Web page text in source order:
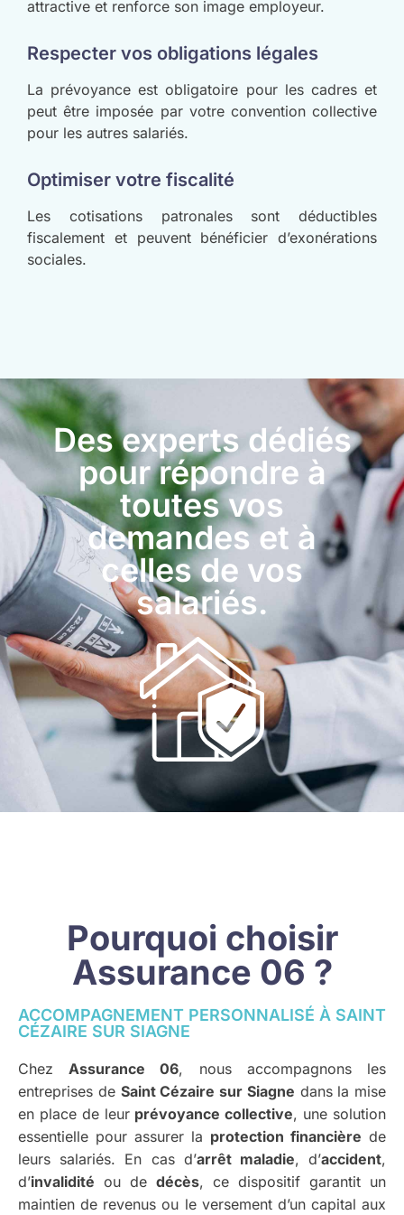
attractive et renforce son image employeur.
Respecter vos obligations légales
La prévoyance est obligatoire pour les cadres et
peut être imposée par votre convention collective
pour les autres salariés.
Optimiser votre fiscalité
Les cotisations patronales sont déductibles
fiscalement et peuvent bénéficier d’exonérations
sociales.
Des experts dédiés
pour répondre à
toutes vos
demandes et à
celles de vos
salariés.
Pourquoi choisir
Assurance 06 ?
ACCOMPAGNEMENT PERSONNALISÉ À SAINT
CÉZAIRE SUR SIAGNE
ChezAssurance 06, nous accompagnons les
entreprises de Saint Cézaire sur Siagne dans la mise
en place de leur prévoyance collective, une solution
essentielle pour assurer la protection financière de
leurs salariés. En cas d’arrêt maladie, d’accident,
d’invalidité ou de décès, ce dispositif garantit un
maintien de revenus ou le versement d’un capital aux